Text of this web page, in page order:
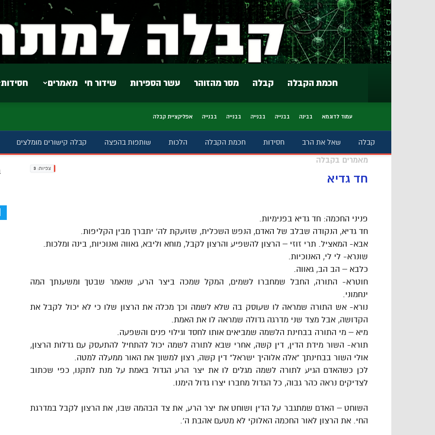
חסידות מאמרים שידור חי עשר הספירות מסר מהזוהר קבלה חכמת הקבלה
עמוד לדוגמא בבינה בבנייה בבנייה בבנייה בבנייה אפליקציית קבלה
קבלה שאל את הרב חסידות חכמת הקבלה הלכות שותפות בהפצה קבלה קישורים מומלצים
מאמרים בקבלה
חד גדיא
צפיות: 3
פניני החכמה: חד גדיא בפנימיות.
חד גדיא, הנקודה שבלב של האדם, הנפש השכלית, שזועקת לה' יתברך מבין הקליפות.
אבא- המאציל. תרי זוזי – הרצון להשפיע והרצון לקבל, מוחא וליבא, גאווה ואנוכיות, בינה ומלכות.
שונרא- לי לי, האנוכיות.
כלבא – הב הב, גאווה.
חוטרא- התורה, החבל שמחברו לשמים, המקל שמכה ביצר הרע, שנאמר שבטך ומשענתך המה
ינחמוני.
נורא- אש התורה שמראה לו שעוסק בה שלא לשמה וכך מכלה את הרצון שלו כי לא יכול לקבל את
הקדושה, אבל מצד שני מדרגה גדולה שמראה לו את האמת.
מיא – מי התורה בבחינת הלשמה שמביאים אותו לחסד וגילוי פנים והשפעה.
תורא- השור מידת הדין, דין קשה, אחרי שבא לתורה לשמה יכול להתחיל להתעסק עם גדלות הרצון,
אולי השור בבחינתך "אלה אלוהיך ישראל" דין קשה, רצון למשוך את האור ממעלה למטה.
לכן כשהאדם הגיע לתורה לשמה מגלים לו את יצר הרע הגדול באמת על מנת לתקנו, כפי שכתוב
לצדיקים נראה כהר גבוה, כל הגדול מחברו יצרו גדול הימנו.
השוחט – האדם שמתגבר על הדין ושוחט את יצר הרע, את צד הבהמה שבו, את הרצון לקבל במדרגת
החי. את הרצון לאור החכמה האלוקי לא מטעם אהבת ה'.